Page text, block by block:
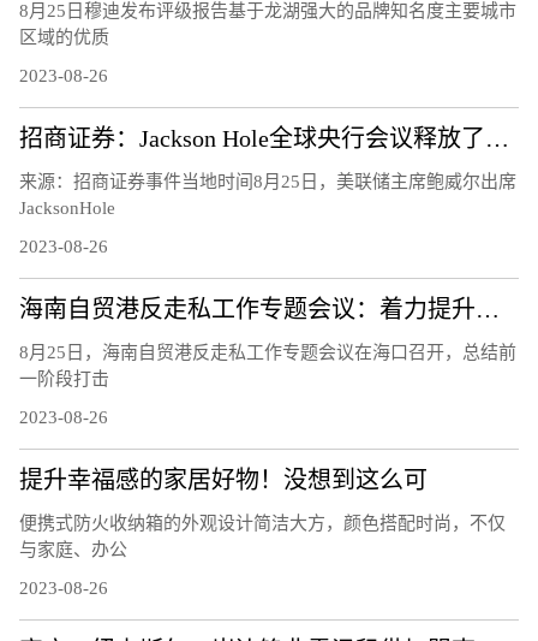
8月25日穆迪发布评级报告基于龙湖强大的品牌知名度主要城市
区域的优质
2023-08-26
招商证券：Jackson Hole全球央行会议释放了怎样的信号？
来源：招商证券事件当地时间8月25日，美联储主席鲍威尔出席
JacksonHole
2023-08-26
海南自贸港反走私工作专题会议：着力提升风险识别能力 下好风险防控的“先手棋”
8月25日，海南自贸港反走私工作专题会议在海口召开，总结前
一阶段打击
2023-08-26
提升幸福感的家居好物！没想到这么可
便携式防火收纳箱的外观设计简洁大方，颜色搭配时尚，不仅
与家庭、办公
2023-08-26